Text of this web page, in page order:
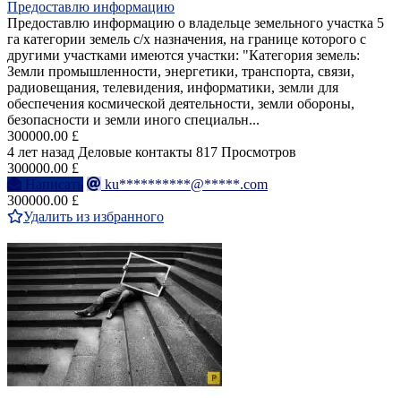
Предоставлю информацию
Предоставлю информацию о владельце земельного участка 5
га категории земель с/х назначения, на границе которого с
другими участками имеются участки: "Категория земель:
Земли промышленности, энергетики, транспорта, связи,
радиовещания, телевидения, информатики, земли для
обеспечения космической деятельности, земли обороны,
безопасности и земли иного специальн...
300000.00 £
4 лет назад Деловые контакты 817 Просмотров
300000.00 £
Написать
ku**********@*****.com
300000.00 £
Удалить из избранного